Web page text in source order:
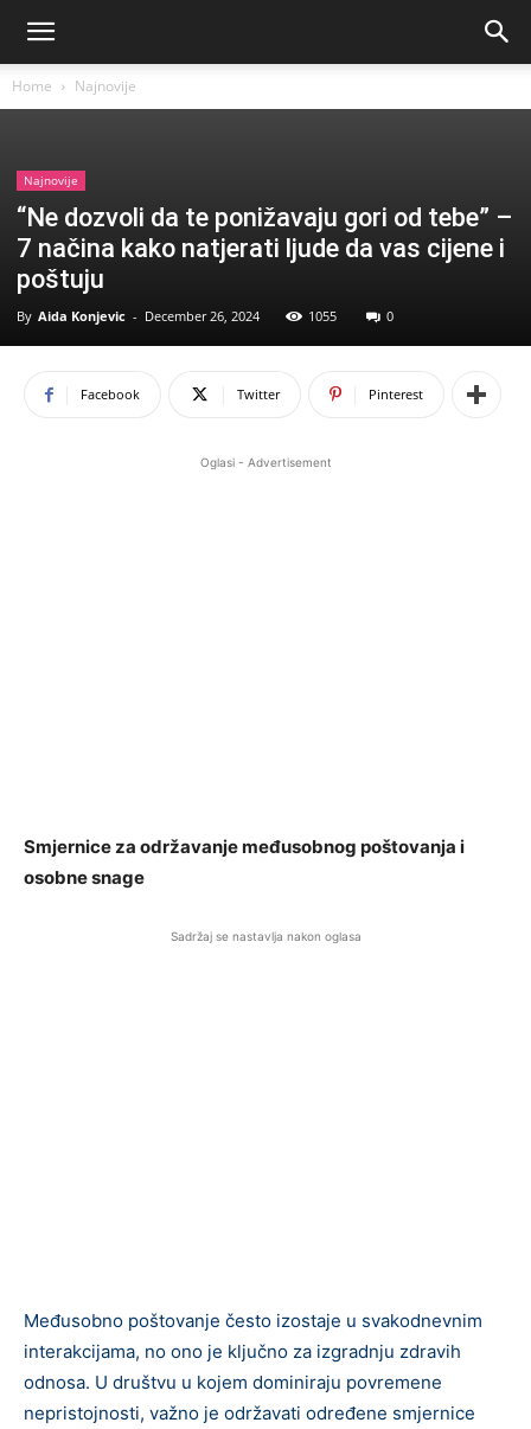
Home Najnovije
Najnovije
“Ne dozvoli da te ponižavaju gori od tebe” –
7 načina kako natjerati ljude da vas cijene i
poštuju
By Aida Konjevic - December 26, 2024 1055 0
Facebook Twitter Pinterest
Oglasi - Advertisement
Smjernice za održavanje međusobnog poštovanja i
osobne snage
Sadržaj se nastavlja nakon oglasa
Međusobno poštovanje često izostaje u svakodnevnim
interakcijama, no ono je ključno za izgradnju zdravih
odnosa. U društvu u kojem dominiraju povremene
nepristojnosti, važno je održavati određene smjernice